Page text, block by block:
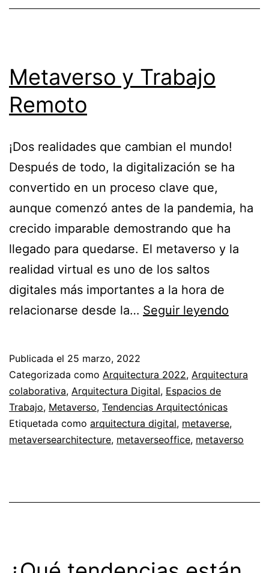
Metaverso y Trabajo
Remoto
¡Dos realidades que cambian el mundo!
Después de todo, la digitalización se ha
convertido en un proceso clave que,
aunque comenzó antes de la pandemia, ha
crecido imparable demostrando que ha
llegado para quedarse. El metaverso y la
realidad virtual es uno de los saltos
digitales más importantes a la hora de
relacionarse desde la… Seguir leyendo
Publicada el 25 marzo, 2022
Categorizada como Arquitectura 2022, Arquitectura
colaborativa, Arquitectura Digital, Espacios de
Trabajo, Metaverso, Tendencias Arquitectónicas
Etiquetada como arquitectura digital, metaverse,
metaversearchitecture, metaverseoffice, metaverso